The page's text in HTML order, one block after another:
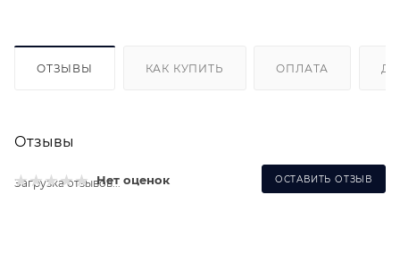
ОТЗЫВЫ КАК КУПИТЬ ОПЛАТА
Отзывы
Нет оценок ОСТАВИТЬ ОТЗЫВ
Загрузка отзывов...